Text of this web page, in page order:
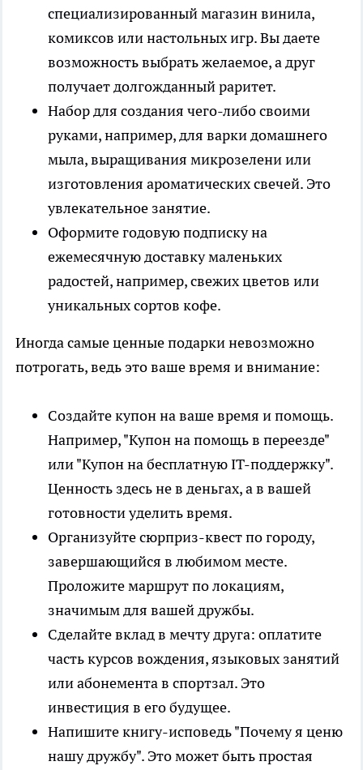
специализированный магазин винила,
комиксов или настольных игр. Вы даете
возможность выбрать желаемое, а друг
получает долгожданный раритет.
Набор для создания чего-либо своими
руками, например, для варки домашнего
мыла, выращивания микрозелени или
изготовления ароматических свечей. Это
увлекательное занятие.
Оформите годовую подписку на
ежемесячную доставку маленьких
радостей, например, свежих цветов или
уникальных сортов кофе.
Иногда самые ценные подарки невозможно
потрогать, ведь это ваше время и внимание:
Создайте купон на ваше время и помощь.
Например, "Купон на помощь в переезде"
или "Купон на бесплатную IT-поддержку".
Ценность здесь не в деньгах, а в вашей
готовности уделить время.
Организуйте сюрприз-квест по городу,
завершающийся в любимом месте.
Проложите маршрут по локациям,
значимым для вашей дружбы.
Сделайте вклад в мечту друга: оплатите
часть курсов вождения, языковых занятий
или абонемента в спортзал. Это
инвестиция в его будущее.
Напишите книгу-исповедь "Почему я ценю
нашу дружбу". Это может быть простая